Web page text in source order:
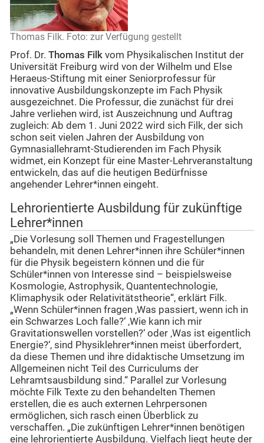
Thomas Filk. Foto: zur Verfügung gestellt
Prof. Dr. Thomas Filk vom Physikalischen Institut der
Universität Freiburg wird von der Wilhelm und Else
Heraeus-Stiftung mit einer Seniorprofessur für
innovative Ausbildungskonzepte im Fach Physik
ausgezeichnet. Die Professur, die zunächst für drei
Jahre verliehen wird, ist Auszeichnung und Auftrag
zugleich: Ab dem 1. Juni 2022 wird sich Filk, der sich
schon seit vielen Jahren der Ausbildung von
Gymnasiallehramt-Studierenden im Fach Physik
widmet, ein Konzept für eine Master-Lehrveranstaltung
entwickeln, das auf die heutigen Bedürfnisse
angehender Lehrer*innen eingeht.
Lehrorientierte Ausbildung für zukünftige
Lehrer*innen
„Die Vorlesung soll Themen und Fragestellungen
behandeln, mit denen Lehrer*innen ihre Schüler*innen
für die Physik begeistern können und die für
Schüler*innen von Interesse sind – beispielsweise
Kosmologie, Astrophysik, Quantentechnologie,
Klimaphysik oder Relativitätstheorie“, erklärt Filk.
„Wenn Schüler*innen fragen ‚Was passiert, wenn ich in
ein Schwarzes Loch falle?‘ ‚Wie kann ich mir
Gravitationswellen vorstellen?‘ oder ‚Was ist eigentlich
Energie?‘, sind Physiklehrer*innen meist überfordert,
da diese Themen und ihre didaktische Umsetzung im
Allgemeinen nicht Teil des Curriculums der
Lehramtsausbildung sind.“ Parallel zur Vorlesung
möchte Filk Texte zu den behandelten Themen
erstellen, die es auch externen Lehrpersonen
ermöglichen, sich rasch einen Überblick zu
verschaffen. „Die zukünftigen Lehrer*innen benötigen
eine lehrorientierte Ausbildung. Vielfach liegt heute der